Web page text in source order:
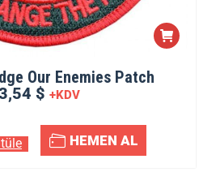
Our Enemies Patch
$ +KDV
HEMEN AL